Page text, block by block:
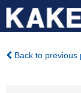
Back to previous